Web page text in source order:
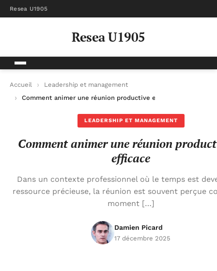
Resea U1905
Resea U1905
Accueil
Leadership et management
Comment animer une réunion productive et efficace
LEADERSHIP ET MANAGEMENT
Comment animer une réunion
efficace
Dans un contexte professionnel où le temps est
ressource précieuse, la réunion est souvent perçue
moment […]
Damien Picard
17 décembre 2025